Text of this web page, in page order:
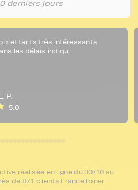
derniers jours
et tarifs très intéressants
les délais indiqu...
P.
5,0
réalisée en ligne du 30/10 au
de 871 clients FranceToner